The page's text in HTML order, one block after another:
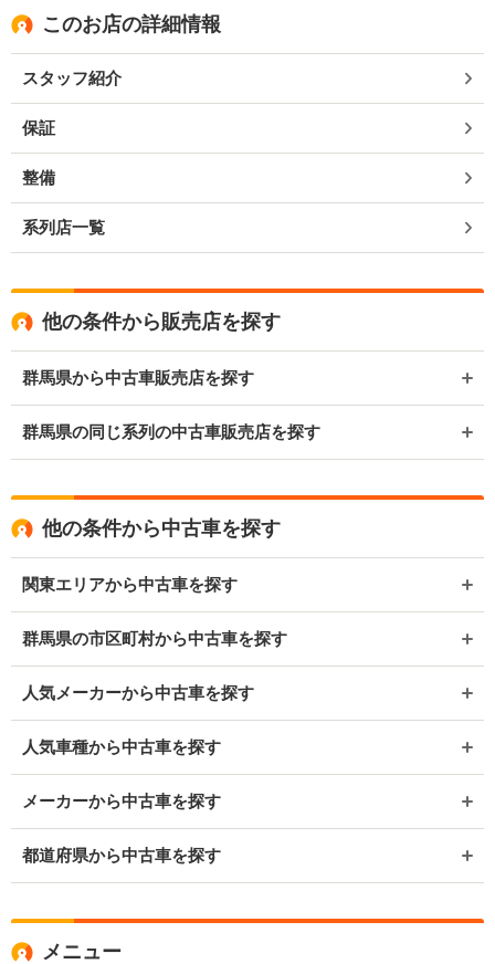
このお店の詳細情報
スタッフ紹介
保証
整備
系列店一覧
他の条件から販売店を探す
群馬県から中古車販売店を探す
群馬県の同じ系列の中古車販売店を探す
他の条件から中古車を探す
関東エリアから中古車を探す
群馬県の市区町村から中古車を探す
人気メーカーから中古車を探す
人気車種から中古車を探す
メーカーから中古車を探す
都道府県から中古車を探す
メニュー